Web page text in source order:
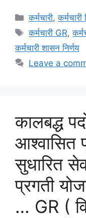
Categories
कर्मचारी,
Tags
कर्मचारी GR,
कर्मचारी शासन निर्णय
Leave a
कालबद्ध
आश्वासित
सुधारित
प्रगती
… GR (